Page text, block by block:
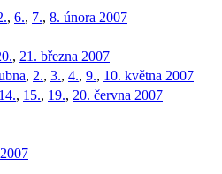
, 6., 7., 8. února 2007
, 21. března 2007
, 2., 3., 4., 9., 10. května 2007
14., 15., 19., 20. června 2007